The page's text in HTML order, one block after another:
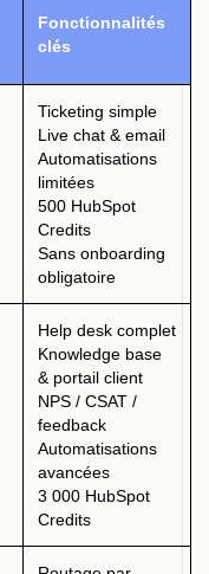
Fonctionnalités
clés
Ticketing simple
Live chat & email
Automatisations
limitées
500 HubSpot
Credits
Sans onboarding
obligatoire
Help desk complet
Knowledge base
& portail client
NPS / CSAT /
feedback
Automatisations
avancées
3 000 HubSpot
Credits